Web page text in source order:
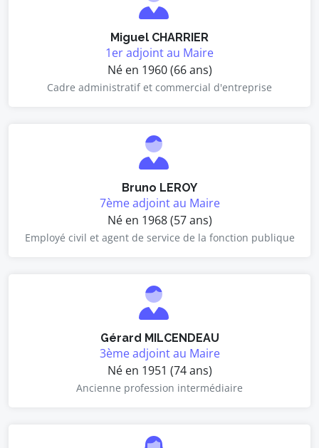
Miguel CHARRIER
1er adjoint au Maire
Né en 1960 (66 ans)
Cadre administratif et commercial d'entreprise
Bruno LEROY
7ème adjoint au Maire
Né en 1968 (57 ans)
Employé civil et agent de service de la fonction publique
Gérard MILCENDEAU
3ème adjoint au Maire
Né en 1951 (74 ans)
Ancienne profession intermédiaire